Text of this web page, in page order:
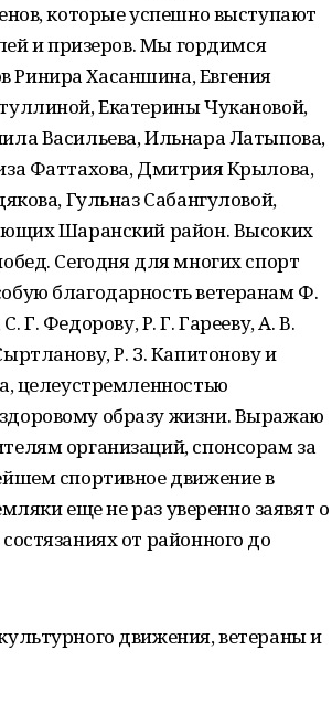
которые успешно выступают
и призеров. Мы гордимся
Хасаншина, Евгения
Екатерины Чукановой,
Васильева, Ильнара Латыпова,
Фаттахова, Дмитрия Крылова,
Гульназ Сабангуловой,
Шаранский район. Высоких
Сегодня для многих спорт
благодарность ветеранам Ф.
Г. Федорову, Р. Г. Гарееву, А. В.
Р. З. Капитонову и
целеустремленностью
образу жизни. Выражаю
организаций, спонсорам за
спортивное движение в
еще не раз уверенно заявят о
от районного до
движения, ветераны и